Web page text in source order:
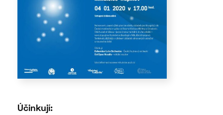
Účinkují: